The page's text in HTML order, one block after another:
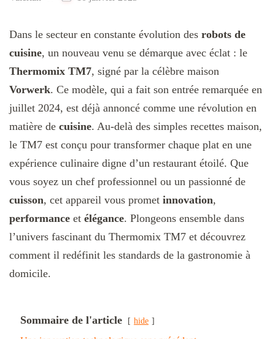
Dans le secteur en constante évolution des robots de
cuisine, un nouveau venu se démarque avec éclat : le
Thermomix TM7, signé par la célèbre maison
Vorwerk. Ce modèle, qui a fait son entrée remarquée en
juillet 2024, est déjà annoncé comme une révolution en
matière de cuisine. Au-delà des simples recettes maison,
le TM7 est conçu pour transformer chaque plat en une
expérience culinaire digne d’un restaurant étoilé. Que
vous soyez un chef professionnel ou un passionné de
cuisson, cet appareil vous promet innovation,
performance et élégance. Plongeons ensemble dans
l’univers fascinant du Thermomix TM7 et découvrez
comment il redéfinit les standards de la gastronomie à
domicile.
Sommaire de l'article hide